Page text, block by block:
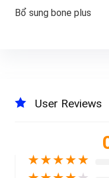
Bổ sung bone plus
User Reviews
★★★★★